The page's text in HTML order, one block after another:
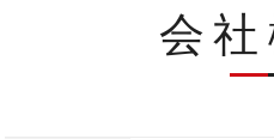
会